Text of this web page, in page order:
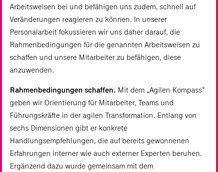
Arbeitsweisen bei und befähigen uns zudem, schnell auf
Veränderungen reagieren zu können. In unserer
Personalarbeit fokussieren wir uns daher darauf, die
Rahmenbedingungen für die genannten Arbeitsweisen zu
schaffen und unsere Mitarbeiter zu befähigen, diese
anzuwenden.
Rahmenbedingungen schaffen. Mit dem „Agilen Kompass“
geben wir Orientierung für Mitarbeiter, Teams und
Führungskräfte in der agilen Transformation. Entlang von
sechs Dimensionen gibt er konkrete
Handlungsempfehlungen, die auf bereits gewonnenen
Erfahrungen interner wie auch externer Experten beruhen.
Ergänzend dazu wurde gemeinsam mit dem